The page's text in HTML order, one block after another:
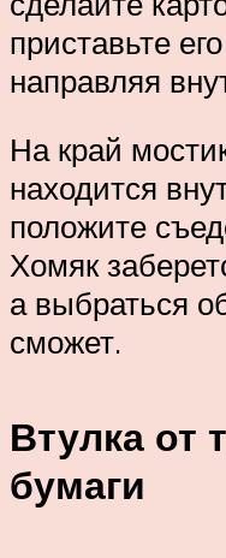
приставьте
направляя
На край
находится
положите
Хомяк
а выбраться
сможет.
Втулка от
бумаги